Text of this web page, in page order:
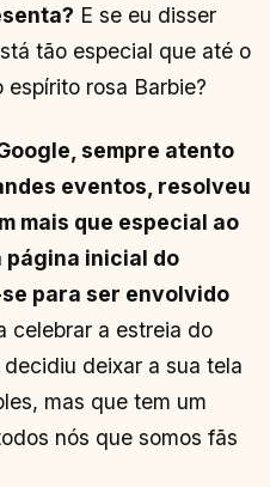
E se eu disser
tão especial que até o
rosa Barbie?
sempre atento
eventos, resolveu
mais que especial ao
página inicial do
para ser envolvido
celebrar a estreia do
deixar a sua tela
mas que tem um
nós que somos fãs